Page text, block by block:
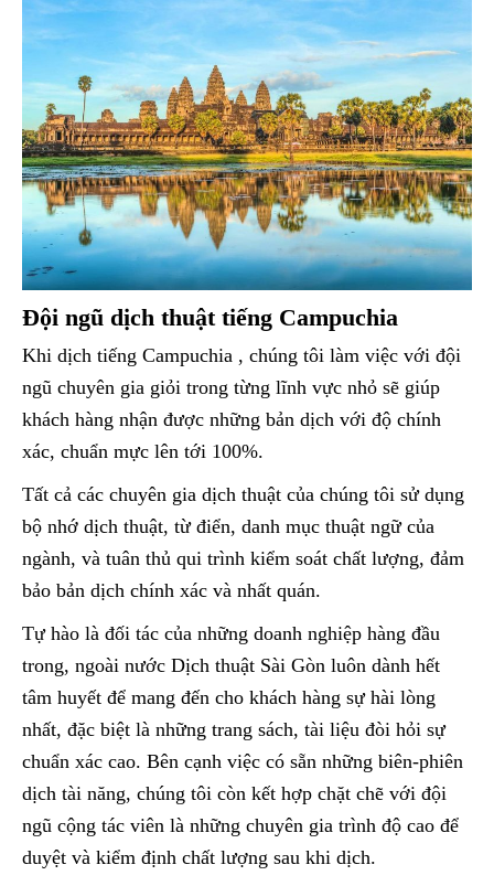
Đội ngũ dịch thuật tiếng Campuchia
Khi dịch tiếng Campuchia , chúng tôi làm việc với đội
ngũ chuyên gia giỏi trong từng lĩnh vực nhỏ sẽ giúp
khách hàng nhận được những bản dịch với độ chính
xác, chuẩn mực lên tới 100%.
Tất cả các chuyên gia dịch thuật của chúng tôi sử dụng
bộ nhớ dịch thuật, từ điển, danh mục thuật ngữ của
ngành, và tuân thủ qui trình kiểm soát chất lượng, đảm
bảo bản dịch chính xác và nhất quán.
Tự hào là đối tác của những doanh nghiệp hàng đầu
trong, ngoài nước Dịch thuật Sài Gòn luôn dành hết
tâm huyết để mang đến cho khách hàng sự hài lòng
nhất, đặc biệt là những trang sách, tài liệu đòi hỏi sự
chuẩn xác cao. Bên cạnh việc có sẵn những biên-phiên
dịch tài năng, chúng tôi còn kết hợp chặt chẽ với đội
ngũ cộng tác viên là những chuyên gia trình độ cao để
duyệt và kiểm định chất lượng sau khi dịch.